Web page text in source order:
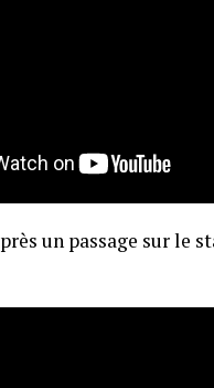
un passage sur le